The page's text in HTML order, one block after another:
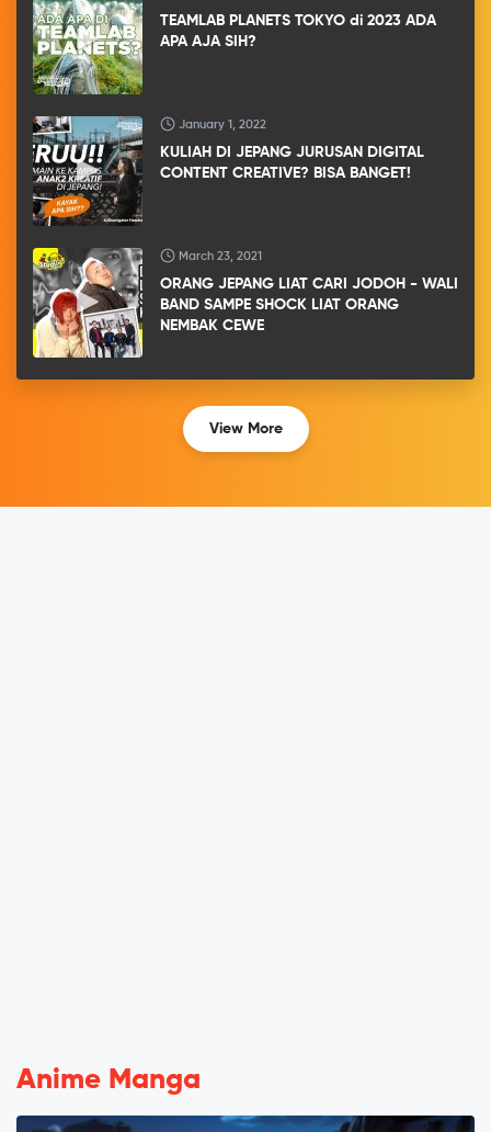
TEAMLAB PLANETS TOKYO di 2023 ADA
APA AJA SIH?
January 1, 2022
KULIAH DI JEPANG JURUSAN DIGITAL
CONTENT CREATIVE? BISA BANGET!
March 23, 2021
ORANG JEPANG LIAT CARI JODOH - WALI
BAND SAMPE SHOCK LIAT ORANG
NEMBAK CEWE
View More
Anime Manga